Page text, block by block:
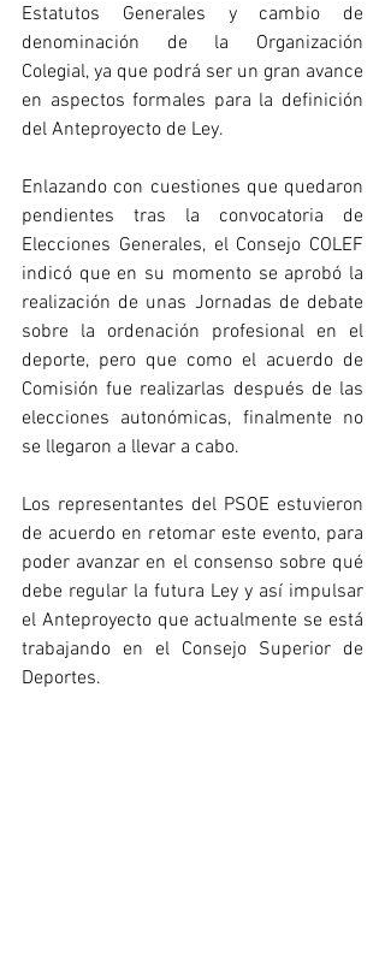
Estatutos Generales y cambio de
denominación de la Organización
Colegial, ya que podrá ser un gran avance
en aspectos formales para la definición
del Anteproyecto de Ley.
Enlazando con cuestiones que quedaron
pendientes tras la convocatoria de
Elecciones Generales, el Consejo COLEF
indicó que en su momento se aprobó la
realización de unas Jornadas de debate
sobre la ordenación profesional en el
deporte, pero que como el acuerdo de
Comisión fue realizarlas después de las
elecciones autonómicas, finalmente no
se llegaron a llevar a cabo.
Los representantes del PSOE estuvieron
de acuerdo en retomar este evento, para
poder avanzar en el consenso sobre qué
debe regular la futura Ley y así impulsar
el Anteproyecto que actualmente se está
trabajando en el Consejo Superior de
Deportes.